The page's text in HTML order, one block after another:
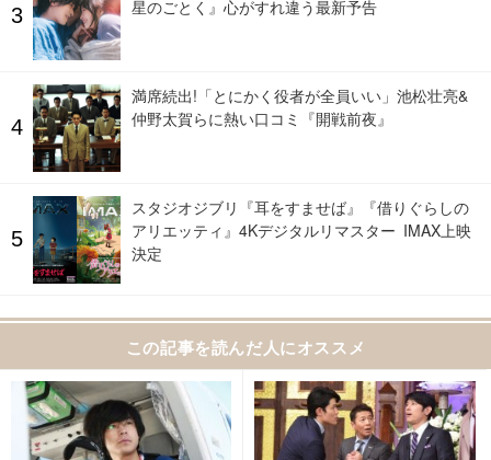
星のごとく』心がすれ違う最新予告
満席続出!「とにかく役者が全員いい」池松壮亮&
仲野太賀らに熱い口コミ『開戦前夜』
スタジオジブリ『耳をすませば』『借りぐらしの
アリエッティ』4Kデジタルリマスター IMAX上映
決定
この記事を読んだ人にオススメ